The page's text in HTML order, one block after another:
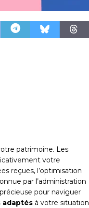
patrimoine. Les
votre
reçues, l’optimisation
par l’administration
pour naviguer
adaptés à votre situation